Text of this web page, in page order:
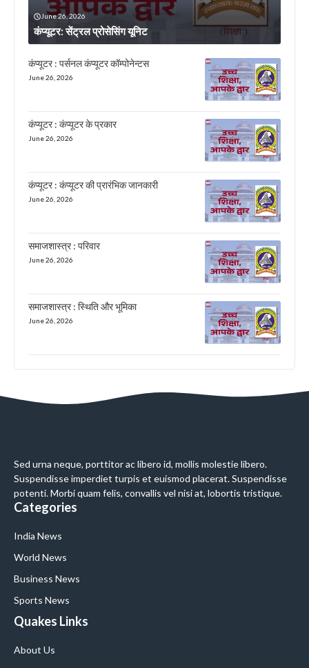
June 26, 2026
कंप्यूटर: सेंट्रल प्रोसेसिंग यूनिट
कंप्यूटर : पर्सनल कंप्यूटर कॉम्पोनेन्टस
June 26, 2026
कंप्यूटर : कंप्यूटर के प्रकार
June 26, 2026
कंप्यूटर : कंप्यूटर की प्रारंभिक जानकारी
June 26, 2026
समाजशास्त्र : परिवार
June 26, 2026
समाजशास्त्र : स्थिति और भूमिका
June 26, 2026
Sed urna neque, porttitor ac libero id, mollis molestie libero.
Suspendisse imperdiet turpis et euismod placerat. Suspendisse
potenti. Morbi quam felis, convallis vel nisi at, lobortis tristique.
Categories
India News
World News
Business News
Sports News
Quakes Links
About Us